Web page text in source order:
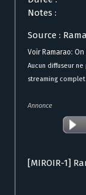
Notes :
Source :
Voir Ramarao:
Aucun diffuseur ne
streaming
Annonce
[MIROIR-1]